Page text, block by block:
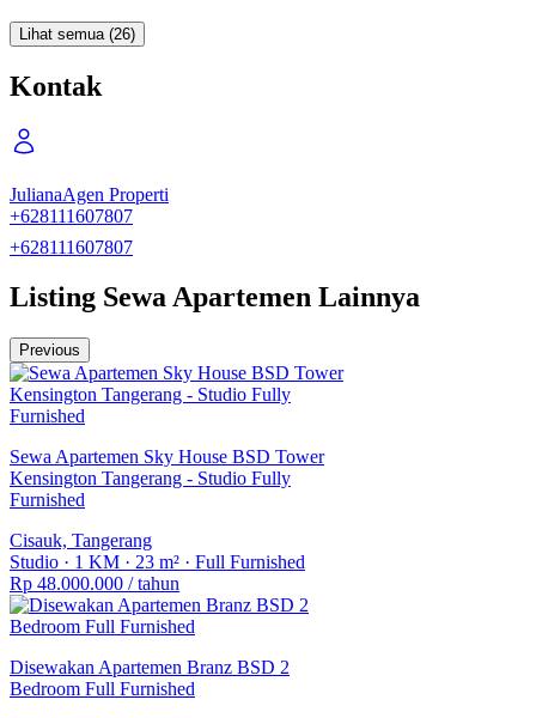
Lihat semua (26)
Kontak
JulianaAgen Properti
+628111607807
+628111607807
Listing Sewa Apartemen Lainnya
Previous
Sewa Apartemen Sky House BSD Tower
Kensington Tangerang - Studio Fully
Furnished
Cisauk, Tangerang
Studio · 1 KM · 23 m² · Full Furnished
Rp 48.000.000 / tahun
Disewakan Apartemen Branz BSD 2
Bedroom Full Furnished